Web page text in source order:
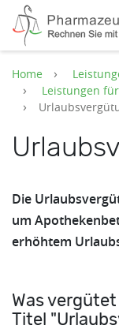
Zum Hauptinhalt
Home
Leistungen
Die
um
erhöhtem
Was
Titel